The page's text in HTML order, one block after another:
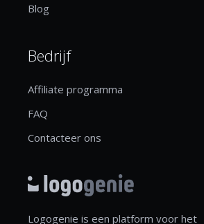
Blog
Bedrijf
Affiliate programma
FAQ
Contacteer ons
Logogenie is een platform voor het